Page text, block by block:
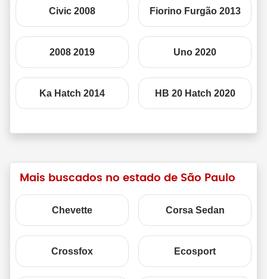
Civic 2008 Fiorino Furgão 2013
2008 2019 Uno 2020
Ka Hatch 2014 HB 20 Hatch 2020
Mais buscados no estado de São Paulo
Chevette Corsa Sedan
Crossfox Ecosport